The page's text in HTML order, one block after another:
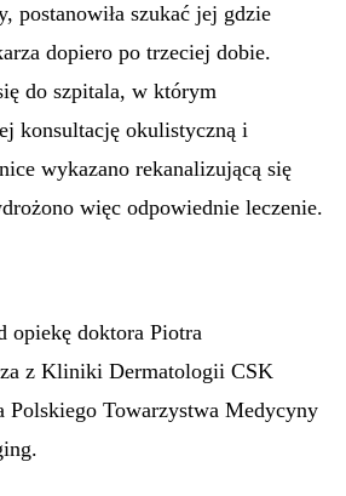
postanowiła szukać jej gdzie
dopiero po trzeciej dobie.
do szpitala, w którym
konsultację okulistyczną i
wykazano rekanalizującą się
więc odpowiednie leczenie.
opiekę doktora Piotra
z Kliniki Dermatologii CSK
Polskiego Towarzystwa Medycyny